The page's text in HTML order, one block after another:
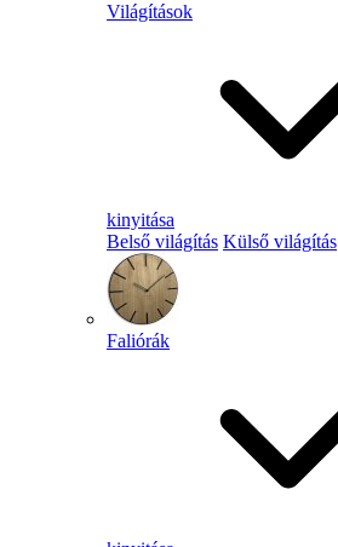
Világítások
kinyitása
Belső világítás Külső világítás
Faliórák